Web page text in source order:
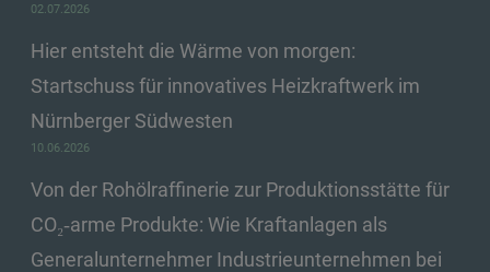
02.07.2026
Hier entsteht die Wärme von morgen:
Startschuss für innovatives Heizkraftwerk im
Nürnberger Südwesten
10.06.2026
Von der Rohölraffinerie zur Produktionsstätte für
CO₂‑arme Produkte: Wie Kraftanlagen als
Generalunternehmer Industrieunternehmen bei